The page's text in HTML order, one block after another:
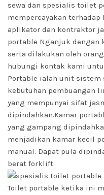
sewa dan spesialis toilet
mempercayakan
aplikator dan kontraktor
portable Nganjuk dengan
serta dilakukan oleh
hubungi kontak kami
Portable ialah unit sistem
kebutuhan pembuangan
yang mempunyai sifat
dipindahkan.Kamar
yang gampang
menjadikan kamar kecil
manual. Dapat pula
berat forklift.
Toilet portable ketika ini